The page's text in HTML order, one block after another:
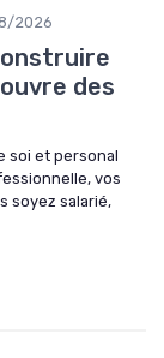
2026
des
soi et personal
vos
soyez salarié,